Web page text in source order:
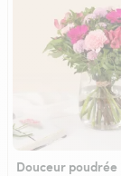
Douceur poudrée